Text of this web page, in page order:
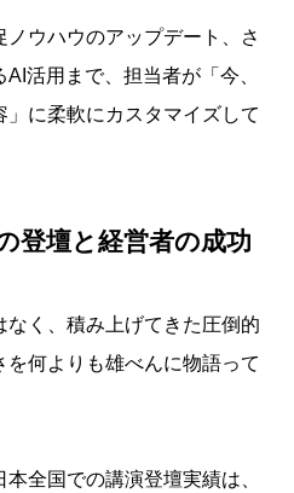
ウハウのアップデート、さ
活用まで、担当者が「今、
に柔軟にカスタマイズして
登壇と経営者の成功
く、積み上げてきた圧倒的
何よりも雄べんに物語って
本全国での講演登壇実績は、